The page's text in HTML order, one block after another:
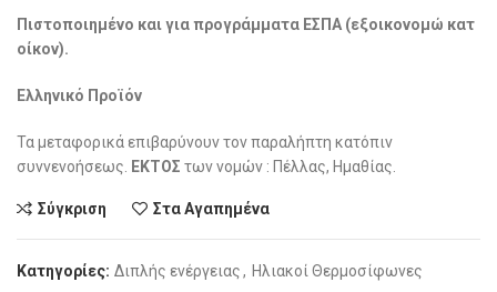
Πιστοποιημένο και για προγράμματα ΕΣΠΑ (εξοικονομώ κατ
οίκον).
Ελληνικό Προϊόν
Τα μεταφορικά επιβαρύνουν τον παραλήπτη κατόπιν
συννενοήσεως.
ΕΚΤΟΣ των νομών : Πέλλας, Ημαθίας.
Σύγκριση Στα Αγαπημένα
Κατηγορίες: Διπλής ενέργειας, Ηλιακοί Θερμοσίφωνες